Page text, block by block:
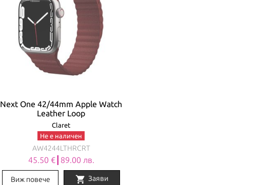
Next One 42/44mm Apple Watch
Leather Loop
Claret
Не е наличен
AW4244LTHRCRT
45.50 €┃89.00 лв.
Виж повече shopping_cart Заяви